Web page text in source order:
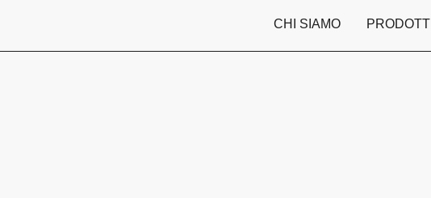
CHI SIAMO PRODOTTI